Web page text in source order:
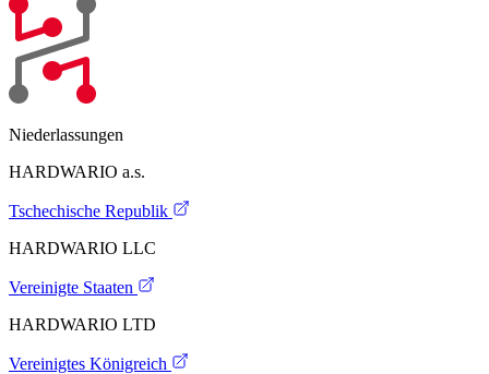
Niederlassungen
HARDWARIO a.s.
Tschechische Republik
HARDWARIO LLC
Vereinigte Staaten
HARDWARIO LTD
Vereinigtes Königreich